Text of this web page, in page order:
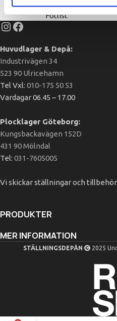
Ställningsdelar,Ändfotlist /
Fotlist
Huvudlager & Depå:
Industrivägen 34
523 90 Ulricehamn
Tel Vxl: 010-175 50 53
Vardagar 06.45 – 17.00
Plocklager Göteborg:
Kungsbackavägen 152D
431 90 Mölndal
Tel: 031-7605005
Vi skickar ställningar och
PRODUKTER
MER INFORMATION
STÄLLNINGSDEPÅN 2025